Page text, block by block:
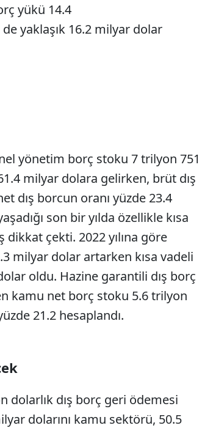
yükü 14.4
yaklaşık 16.2 milyar dolar
Sesi Aç
yönetim borç stoku 7 trilyon 751
milyar dolara gelirken, brüt dış
dış borcun oranı yüzde 23.4
son bir yılda özellikle kısa
çekti. 2022 yılına göre
milyar dolar artarken kısa vadeli
oldu. Hazine garantili dış borç
kamu net borç stoku 5.6 trilyon
21.2 hesaplandı.
dolarlık dış borç geri ödemesi
dolarını kamu sektörü, 50.5